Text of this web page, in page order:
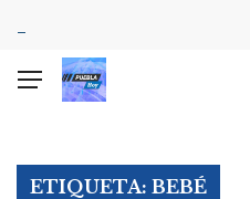
ETIQUETA: BEBÉ